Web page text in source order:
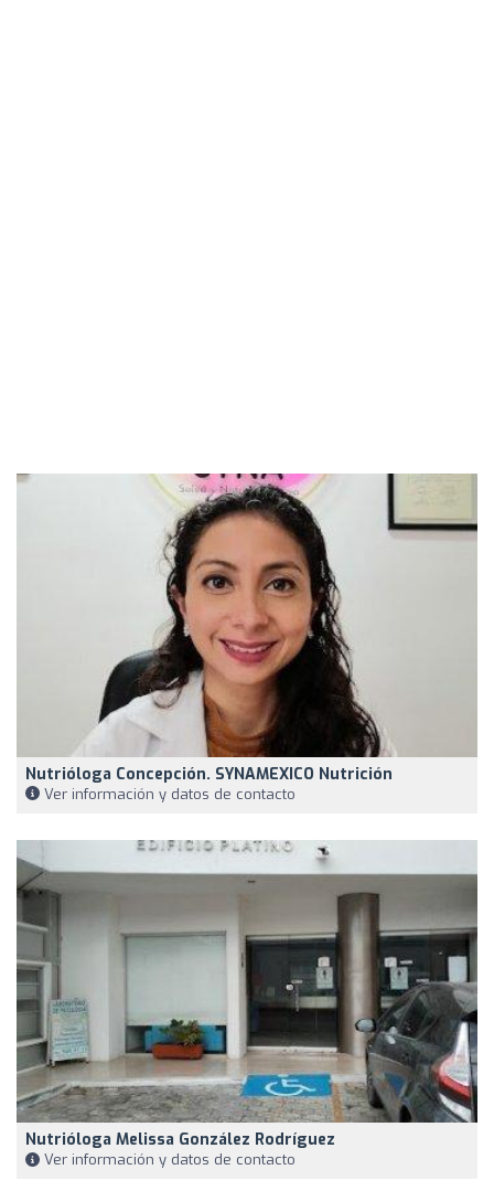
Nutrióloga Concepción. SYNAMEXICO Nutrición
Ver información y datos de contacto
Nutrióloga Melissa González Rodríguez
Ver información y datos de contacto